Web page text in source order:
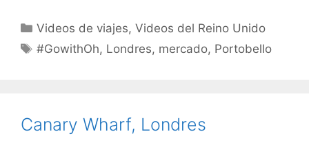
Categorías
Videos de viajes,Videos del Reino Unido
Etiquetas
#GowithOh, Londres, mercado, Portobello
Canary Wharf, Londres